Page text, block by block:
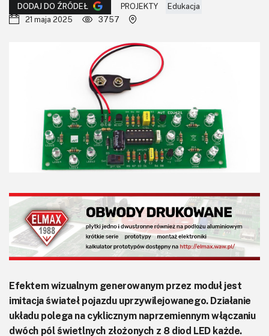
Czytelnia
KITy AVT
Kontakt
Newsletter
Magazyny
Do pobrania
DODAJ DO ŹRÓDEŁ PROJEKTY
Edukacja
21 maja 2025
3757
Efektem wizualnym generowanym przez moduł jest
imitacja świateł pojazdu uprzywilejowanego. Działanie
układu polega na cyklicznym naprzemiennym włączaniu
dwóch pól świetlnych złożonych z 8 diod LED każde.